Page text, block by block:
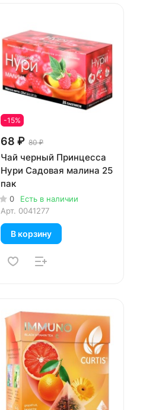
-15%
68 ₽ 80 ₽
Чай черный Принцесса
Нури Садовая малина 25
пак
0
Есть в наличии
Арт. 0041277
В корзину